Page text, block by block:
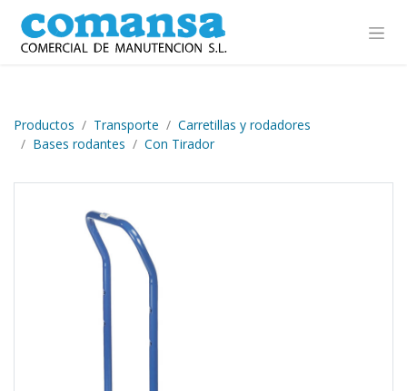
Ir al contenido
Productos Transporte
Carretillas y rodadores
Bases rodantes
Con Tirador